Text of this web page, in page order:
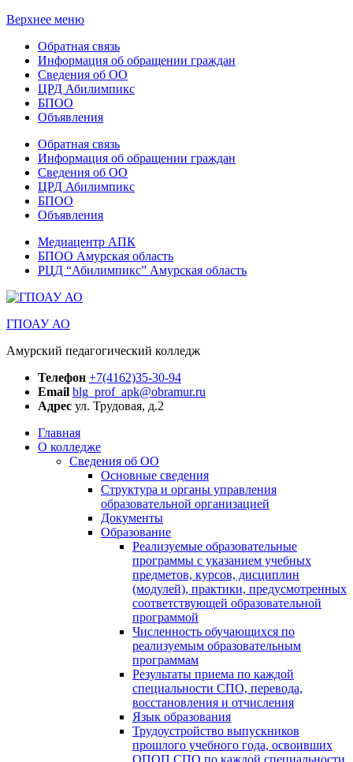
Верхнее меню
Обратная связь
Информация об обращении граждан
Сведения об ОО
ЦРД Абилимпикс
БПОО
Объявления
Обратная связь
Информация об обращении граждан
Сведения об ОО
ЦРД Абилимпикс
БПОО
Объявления
Медиацентр АПК
БПОО Амурская область
РЦД “Абилимпикс” Амурская область
ГПОАУ АО
Амурский педагогический колледж
Телефон +7(4162)35-30-94
Email blg_prof_apk@obramur.ru
Адрес ул. Трудовая, д.2
Главная
О колледже
Сведения об ОО
Основные сведения
Структура и органы управления
образовательной организацией
Документы
Образование
Реализуемые образовательные
программы с указанием учебных
предметов, курсов, дисциплин
(модулей), практики, предусмотренных
соответствующей образовательной
программой
Численность обучающихся по
реализуемым образовательным
программам
Результаты приема по каждой
специальности СПО, перевода,
восстановления и отчисления
Язык образования
Трудоустройство выпускников
прошлого учебного года, освоивших
ОПОП СПО по каждой специальности